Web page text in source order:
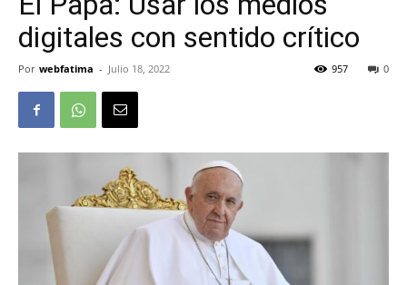
digitales con sentido crítico
Por webfatima - Julio 18, 2022 0
957